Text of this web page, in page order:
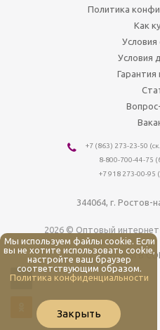
Политика
Как
Условия
Гарантия
+7 (863) 273-23-50
8-800-700-44-75
+7 918 273-00-95
344064, г. Ростов-
2026 © Оптовый
МЫ В
Мы используем файлы cookie. Если
вы не хотите использовать cookie,
настройте ваш браузер
соответствующим образом.
Политика конфиденциальности
Закрыть